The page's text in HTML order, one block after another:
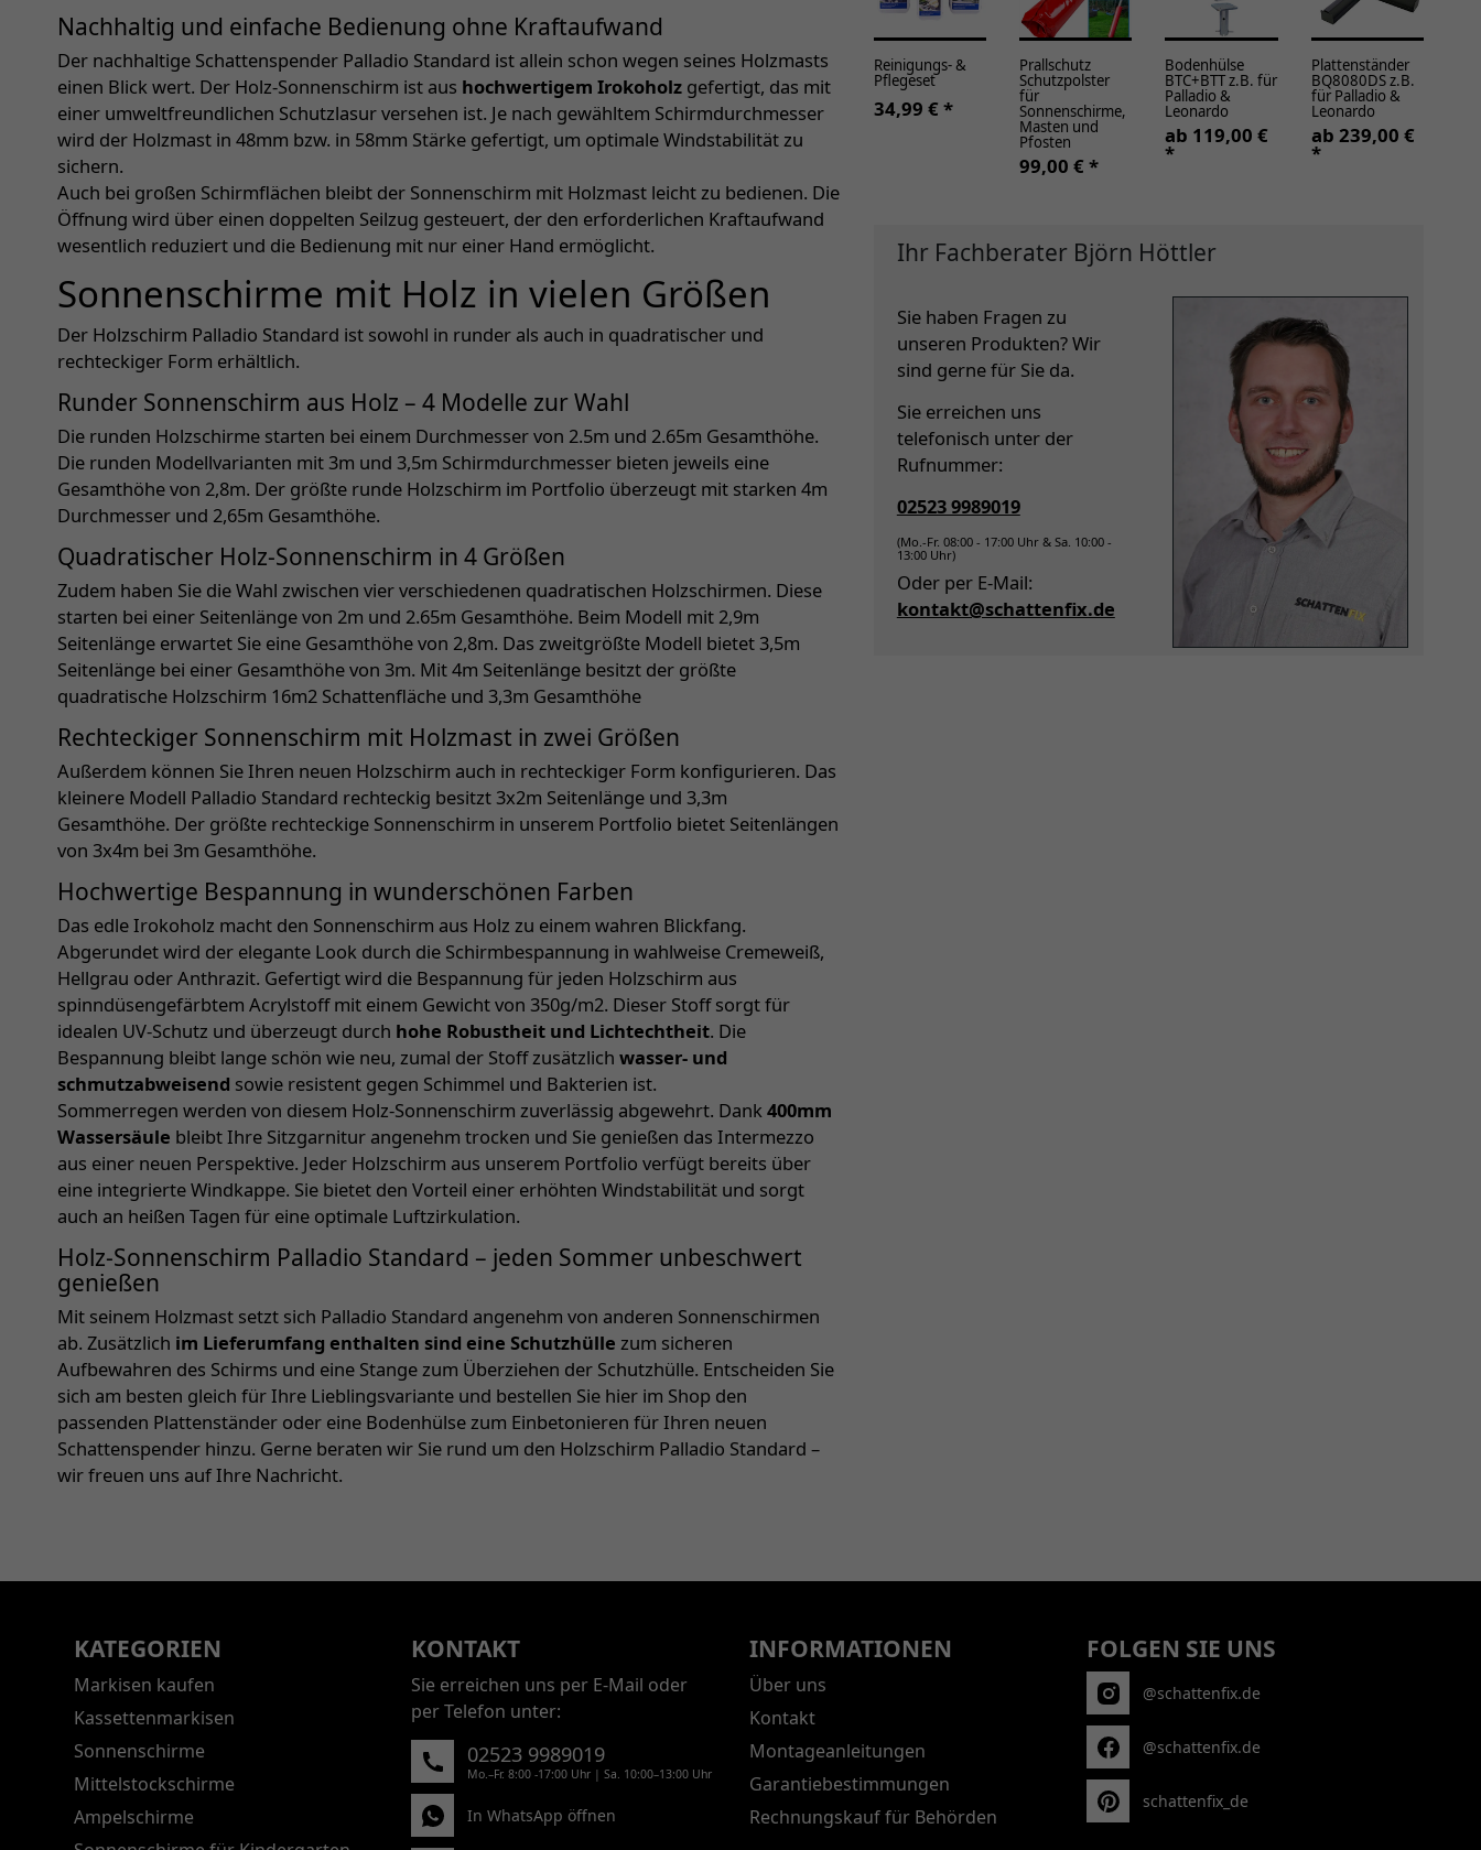
Nachhaltig und einfache Bedienung ohne Kraftaufwand
Der nachhaltige Schattenspender Palladio Standard ist allein schon wegen seines Holzmasts
einen Blick wert. Der Holz-Sonnenschirm ist aus hochwertigem Irokoholz gefertigt, das mit
einer umweltfreundlichen Schutzlasur versehen ist. Je nach gewähltem Schirmdurchmesser
wird der Holzmast in 48mm bzw. in 58mm Stärke gefertigt, um optimale Windstabilität zu
sichern.
Auch bei großen Schirmflächen bleibt der Sonnenschirm mit Holzmast leicht zu bedienen. Die
Öffnung wird über einen doppelten Seilzug gesteuert, der den erforderlichen Kraftaufwand
wesentlich reduziert und die Bedienung mit nur einer Hand ermöglicht.
Sonnenschirme mit Holz in vielen Größen
Der Holzschirm Palladio Standard ist sowohl in runder als auch in quadratischer und
rechteckiger Form erhältlich.
Runder Sonnenschirm aus Holz – 4 Modelle zur Wahl
Die runden Holzschirme starten bei einem Durchmesser von 2.5m und 2.65m Gesamthöhe.
Die runden Modellvarianten mit 3m und 3,5m Schirmdurchmesser bieten jeweils eine
Gesamthöhe von 2,8m. Der größte runde Holzschirm im Portfolio überzeugt mit starken 4m
Durchmesser und 2,65m Gesamthöhe.
Quadratischer Holz-Sonnenschirm in 4 Größen
Zudem haben Sie die Wahl zwischen vier verschiedenen quadratischen Holzschirmen. Diese
starten bei einer Seitenlänge von 2m und 2.65m Gesamthöhe. Beim Modell mit 2,9m
Seitenlänge erwartet Sie eine Gesamthöhe von 2,8m. Das zweitgrößte Modell bietet 3,5m
Seitenlänge bei einer Gesamthöhe von 3m. Mit 4m Seitenlänge besitzt der größte
quadratische Holzschirm 16m2 Schattenfläche und 3,3m Gesamthöhe
Rechteckiger Sonnenschirm mit Holzmast in zwei Größen
Außerdem können Sie Ihren neuen Holzschirm auch in rechteckiger Form konfigurieren. Das
kleinere Modell Palladio Standard rechteckig besitzt 3x2m Seitenlänge und 3,3m
Gesamthöhe. Der größte rechteckige Sonnenschirm in unserem Portfolio bietet Seitenlängen
von 3x4m bei 3m Gesamthöhe.
Hochwertige Bespannung in wunderschönen Farben
Das edle Irokoholz macht den Sonnenschirm aus Holz zu einem wahren Blickfang.
Abgerundet wird der elegante Look durch die Schirmbespannung in wahlweise Cremeweiß,
Hellgrau oder Anthrazit. Gefertigt wird die Bespannung für jeden Holzschirm aus
spinndüsengefärbtem Acrylstoff mit einem Gewicht von 350g/m2. Dieser Stoff sorgt für
idealen UV-Schutz und überzeugt durch hohe Robustheit und Lichtechtheit. Die
Bespannung bleibt lange schön wie neu, zumal der Stoff zusätzlich wasser- und
schmutzabweisend sowie resistent gegen Schimmel und Bakterien ist.
Sommerregen werden von diesem Holz-Sonnenschirm zuverlässig abgewehrt. Dank400mm
Wassersäule bleibt Ihre Sitzgarnitur angenehm trocken und Sie genießen das Intermezzo
aus einer neuen Perspektive. Jeder Holzschirm aus unserem Portfolio verfügt bereits über
eine integrierte Windkappe. Sie bietet den Vorteil einer erhöhten Windstabilität und sorgt
auch an heißen Tagen für eine optimale Luftzirkulation.
Holz-Sonnenschirm Palladio Standard – jeden Sommer unbeschwert
genießen
Mit seinem Holzmast setzt sich Palladio Standard angenehm von anderen Sonnenschirmen
ab. Zusätzlich im Lieferumfang enthalten sind eine Schutzhülle zum sicheren
Aufbewahren des Schirms und eine Stange zum Überziehen der Schutzhülle. Entscheiden Sie
sich am besten gleich für Ihre Lieblingsvariante und bestellen Sie hier im Shop den
passenden Plattenständer oder eine Bodenhülse zum Einbetonieren für Ihren neuen
Schattenspender hinzu. Gerne beraten wir Sie rund um den Holzschirm Palladio Standard –
wir freuen uns auf Ihre Nachricht.
Reinigungs- &
Pflegeset
34,99 € *
Prallschutz
Schutzpolster
für
Sonnenschirme,
Masten und
Pfosten
99,00 € *
Bodenhülse
BTC+BTT z.B. für
Palladio &
Leonardo
ab 119,00 €
*
Plattenständer
BQ8080DS z.B.
für Palladio &
Leonardo
ab 239,00 €
*
Ihr Fachberater Björn Höttler
Sie haben Fragen zu
unseren Produkten? Wir
sind gerne für Sie da.
Sie erreichen uns
telefonisch unter der
Rufnummer:
02523 9989019
(Mo.-Fr. 08:00 - 17:00 Uhr & Sa. 10:00 -
13:00 Uhr)
Oder per E-Mail:
kontakt@schattenfix.de
KATEGORIEN
Markisen kaufen
Kassettenmarkisen
Sonnenschirme
Mittelstockschirme
Ampelschirme
KONTAKT
Sie erreichen uns per E-Mail oder
per Telefon unter:
02523 9989019
Mo.–Fr. 8:00 -17:00 Uhr | Sa. 10:00–13:00 Uhr
In WhatsApp öffnen
INFORMATIONEN
Über uns
Kontakt
Montageanleitungen
Garantiebestimmungen
Rechnungskauf für Behörden
FOLGEN SIE UNS
@schattenfix.de
@schattenfix.de
schattenfix_de